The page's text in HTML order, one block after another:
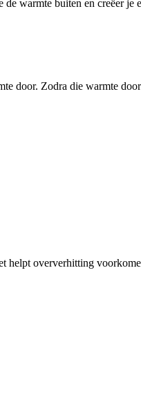
warmte buiten en creëer
door. Zodra die warmte
oververhitting